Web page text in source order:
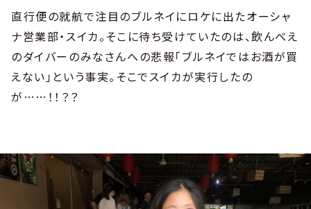
直行便の就航で注目のブルネイにロケに出たオーシャ
ナ営業部・スイカ。そこに待ち受けていたのは、飲んべえ
のダイバーのみなさんへの悲報「ブルネイではお酒が買
えない」という事実。そこでスイカが実行したの
が……！！？？